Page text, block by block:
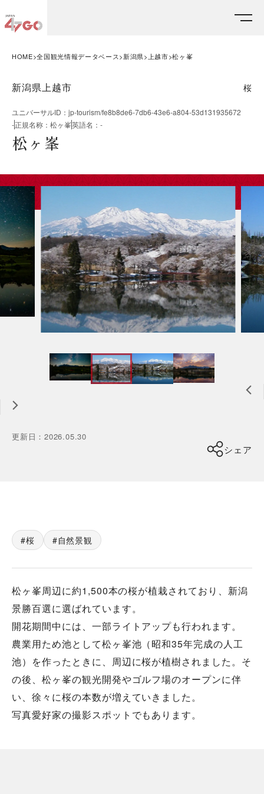
HOME 全国観光情報データベース 新潟県 上越市 松ヶ峯
新潟県上越市 桜
ユニバーサルID ： jp-tourism/fe8b8de6-7db6-43e6-a804-53d131935672
-正規名称 ： 松ヶ峯英語名 ： -
松ヶ峯
更新日 ：2026.05.30
シェア
桜 自然景観
松ヶ峯周辺に約1,500本の桜が植栽されており、新潟
景勝百選に選ばれています。
開花期間中には、一部ライトアップも行われます。
農業用ため池として松ヶ峯池（昭和35年完成の人工
池）を作ったときに、周辺に桜が植樹されました。そ
の後、松ヶ峯の観光開発やゴルフ場のオープンに伴
い、徐々に桜の本数が増えていきました。
写真愛好家の撮影スポットでもあります。